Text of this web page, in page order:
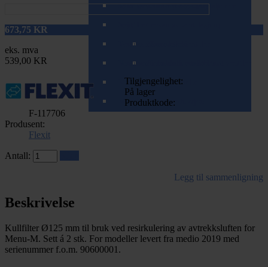
Spirorør (teleskopisk/zoom)
T-rør og Påstikk
Veggkanaler (teleskopisk/zoom)
Tilbehør til varme- og kjølebatterier
Ventiler (balansert ventilasjon)
Ventilrammer
Ventilrammer m/alukanal
Ventilrammer m/lydfelle
Ventilrammer m/reduksjon
673,75 KR
eks. mva
539,00 KR
Tilgjengelighet:
På lager
Produktkode:
F-117706
Produsent:
Flexit
Antall:
Legg til sammenligning
Beskrivelse
Kullfilter Ø125 mm til bruk ved resirkulering av avtrekksluften for
Menu-M. Sett á 2 stk. For modeller levert fra medio 2019 med
serienummer f.o.m. 90600001.